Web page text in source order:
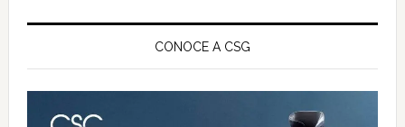
Barra
principal
CONOCE A CSG